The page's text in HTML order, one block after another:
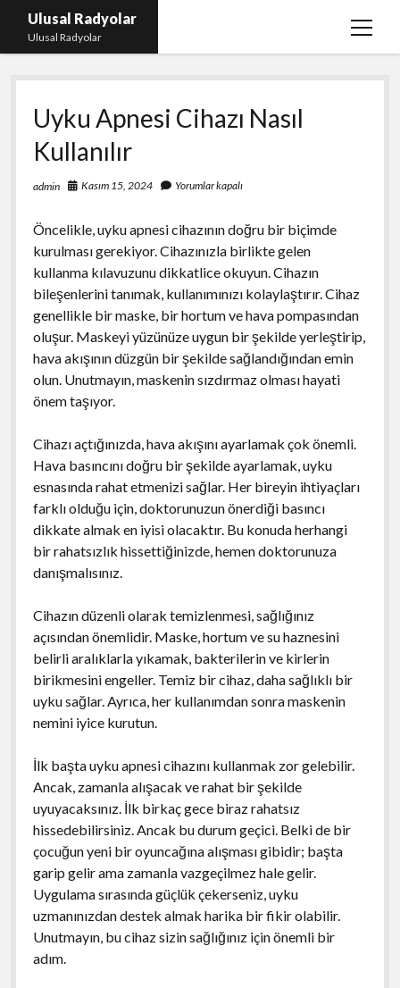
Ulusal Radyolar
Ulusal Radyolar
menüyü
Ana Başlık: Discord Instagram Botu
Instagram Beğeni Kazanma Ücretsiz
Liste
Sayfa Listesi
Uyku Apnesi Cihazı Nasıl
Kullanılır
admin Kasım 15, 2024 Yorumlar kapalı
Öncelikle, uyku apnesi cihazının doğru bir biçimde
kurulması gerekiyor. Cihazınızla birlikte gelen
kullanma kılavuzunu dikkatlice okuyun. Cihazın
bileşenlerini tanımak, kullanımınızı kolaylaştırır. Cihaz
genellikle bir maske, bir hortum ve hava pompasından
oluşur. Maskeyi yüzünüze uygun bir şekilde yerleştirip,
hava akışının düzgün bir şekilde sağlandığından emin
olun. Unutmayın, maskenin sızdırmaz olması hayati
önem taşıyor.
Cihazı açtığınızda, hava akışını ayarlamak çok önemli.
Hava basıncını doğru bir şekilde ayarlamak, uyku
esnasında rahat etmenizi sağlar. Her bireyin ihtiyaçları
farklı olduğu için, doktorunuzun önerdiği basıncı
dikkate almak en iyisi olacaktır. Bu konuda herhangi
bir rahatsızlık hissettiğinizde, hemen doktorunuza
danışmalısınız.
Cihazın düzenli olarak temizlenmesi, sağlığınız
açısından önemlidir. Maske, hortum ve su haznesini
belirli aralıklarla yıkamak, bakterilerin ve kirlerin
birikmesini engeller. Temiz bir cihaz, daha sağlıklı bir
uyku sağlar. Ayrıca, her kullanımdan sonra maskenin
nemini iyice kurutun.
İlk başta uyku apnesi cihazını kullanmak zor gelebilir.
Ancak, zamanla alışacak ve rahat bir şekilde
uyuyacaksınız. İlk birkaç gece biraz rahatsız
hissedebilirsiniz. Ancak bu durum geçici. Belki de bir
çocuğun yeni bir oyuncağına alışması gibidir; başta
garip gelir ama zamanla vazgeçilmez hale gelir.
Uygulama sırasında güçlük çekerseniz, uyku
uzmanınızdan destek almak harika bir fikir olabilir.
Unutmayın, bu cihaz sizin sağlığınız için önemli bir
adım.